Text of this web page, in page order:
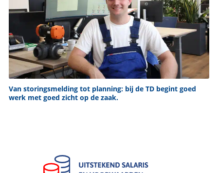
Van storingsmelding tot planning: bij de TD begint goed
werk met goed zicht op de zaak.